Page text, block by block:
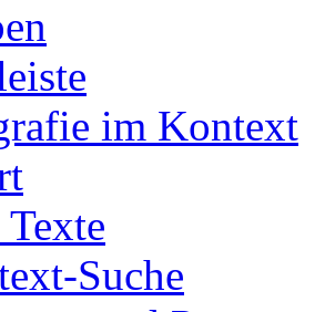
im Kontext
Suche